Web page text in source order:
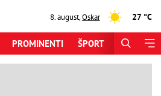
8. august,Oskar 27 °C
PROMINENTI ŠPORT